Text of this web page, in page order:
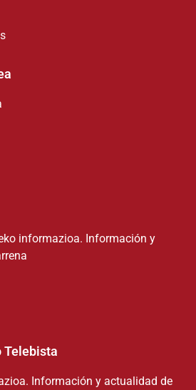
informazioa. Información y
Telebista
Información y actualidad de